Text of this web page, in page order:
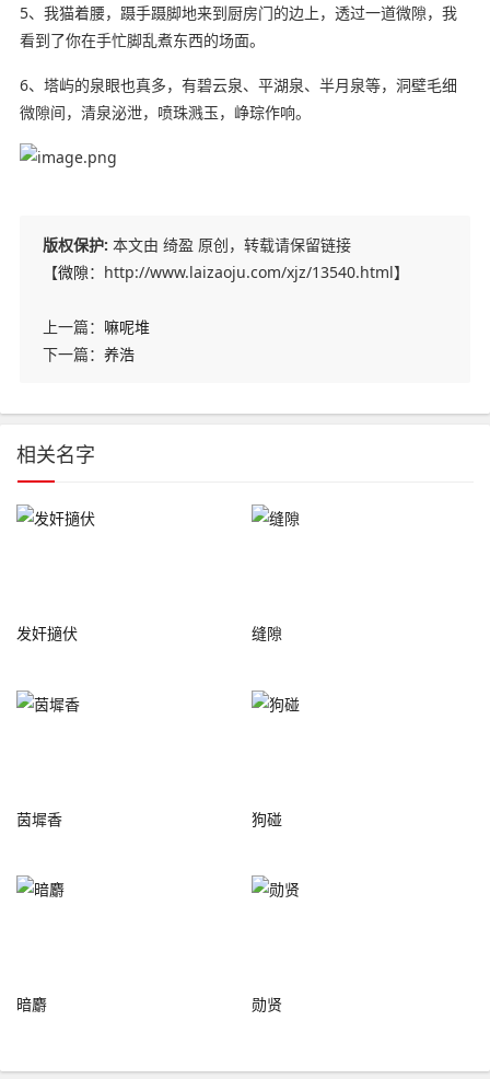
5、我猫着腰，蹑手蹑脚地来到厨房门的边上，透过一道微隙，我
看到了你在手忙脚乱煮东西的场面。
6、塔屿的泉眼也真多，有碧云泉、平湖泉、半月泉等，洞壁毛细
微隙间，清泉泌泄，喷珠溅玉，峥琮作响。
版权保护: 本文由 绮盈 原创，转载请保留链接
【微隙：http://www.laizaoju.com/xjz/13540.html】
上一篇： 嘛呢堆
下一篇： 养浩
相关名字
发奸擿伏 缝隙
茵墀香 狗碰
暗麝 勋贤